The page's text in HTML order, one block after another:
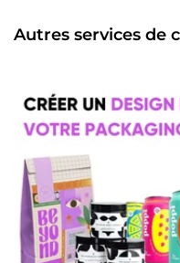
Autres services de